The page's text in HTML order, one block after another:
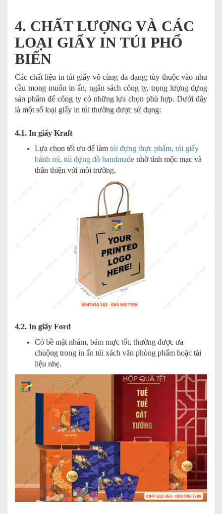
4. CHẤT LƯỢNG VÀ CÁC
LOẠI GIẤY IN TÚI PHỔ
BIẾN
Các chất liệu in túi giấy vô cùng đa dạng; tùy thuộc vào nhu
cầu mong muốn in ấn, ngân sách công ty, trọng lượng đựng
sản phẩm để công ty có những lựa chọn phù hợp. Dưới đây
là một số loại giấy in túi thường được sử dụng:
4.1. In giấy Kraft
Lựa chọn tối ưu để làm túi đựng thực phẩm, túi giấy
bánh mì, túi đựng đồ handmade nhờ tính mộc mạc và
thân thiện với môi trường.
4.2. In giấy Ford
Có bề mặt nhám, bám mực tốt, thường được ưa
chuộng trong in ấn túi xách văn phòng phẩm hoặc tài
liệu nhẹ.